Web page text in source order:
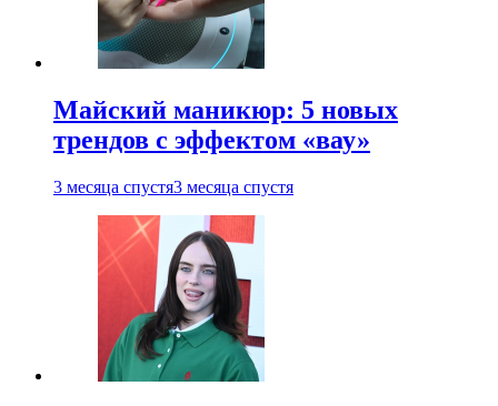
Майский маникюр: 5 новых
трендов с эффектом «вау»
3 месяца спустя3 месяца спустя